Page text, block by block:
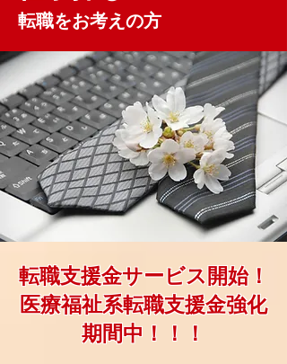
転職をお考えの方
転職支援金サービス開始！
​医療福祉系転職支援金強化
期間中！！！